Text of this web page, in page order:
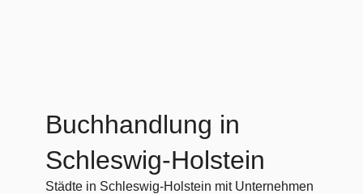
Buchhandlung in
Schleswig-Holstein
Städte in Schleswig-Holstein mit Unternehmen